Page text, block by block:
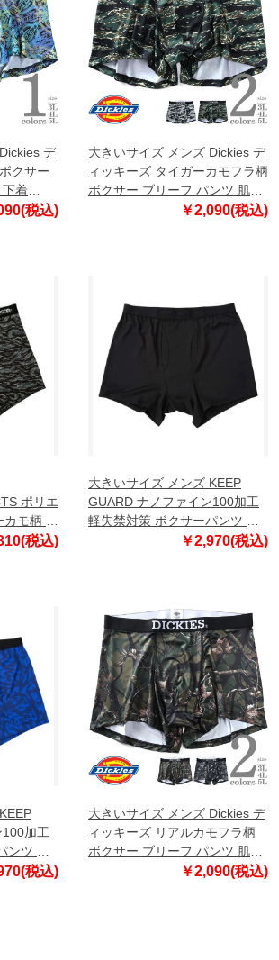
デ
クサー
下着
税込)
大きいサイズ メンズ Dickies デ
ィッキーズ タイガーカモフラ柄
ボクサー ブリーフ パンツ 肌着
￥2,090(税込)
ポリエ
モ柄 ボ
×チャコ
税込)
大きいサイズ メンズ KEEP
GUARD ナノファイン100加工
軽失禁対策 ボクサーパンツ ブ
ラック 1249-6210-1 4L 5L 6L
￥2,970(税込)
加工
ツ ブ
6210-4税込)
大きいサイズ メンズ Dickies デ
ィッキーズ リアルカモフラ柄
ボクサー ブリーフ パンツ 肌着
￥2,090(税込)